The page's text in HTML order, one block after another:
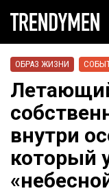
ОБРАЗ ЖИЗНИ
внутри
который